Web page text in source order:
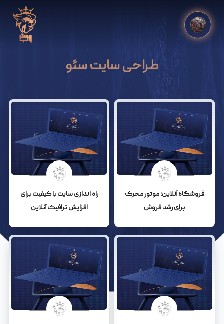
طراحی سایت سئو
فروشگاه آنلاین: موتور محرک
برای رشد فروش
راه اندازی سایت با کیفیت برای
افزایش ترافیک آنلاین